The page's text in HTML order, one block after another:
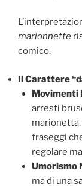
marionnette
comico.
Il Carattere
Movimenti
arresti
fraseggi
regolare
Umorismo
ma di una